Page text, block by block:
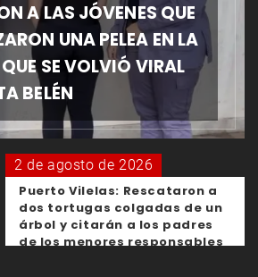
A LAS JÓVENES QUE
UNA PELEA EN LA
SE VOLVIÓ VIRAL
BELÉN
2 de agosto de 2026
Puerto Vilelas: Rescataron a
dos tortugas colgadas de un
árbol y citarán a los padres
de los menores responsables